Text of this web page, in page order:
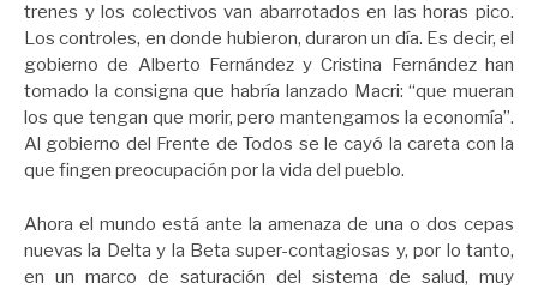
trenes y los colectivos van abarrotados en las horas pico.
Los controles, en donde hubieron, duraron un día. Es decir, el
gobierno de Alberto Fernández y Cristina Fernández han
tomado la consigna que habría lanzado Macri: “que mueran
los que tengan que morir, pero mantengamos la economía”.
Al gobierno del Frente de Todos se le cayó la careta con la
que fingen preocupación por la vida del pueblo.
Ahora el mundo está ante la amenaza de una o dos cepas
nuevas la Delta y la Beta super-contagiosas y, por lo tanto,
en un marco de saturación del sistema de salud, muy